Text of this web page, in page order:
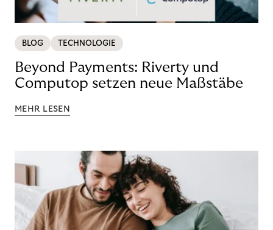
BLOG TECHNOLOGIE
Beyond Payments: Riverty und
Computop setzen neue Maßstäbe
MEHR LESEN